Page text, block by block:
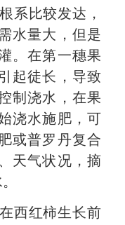
比较发达，
水量大，但是
。在第一穗果
起徒长，导致
制浇水，在果
浇水施肥，可
或普罗丹复合
天气状况，摘
西红柿生长前